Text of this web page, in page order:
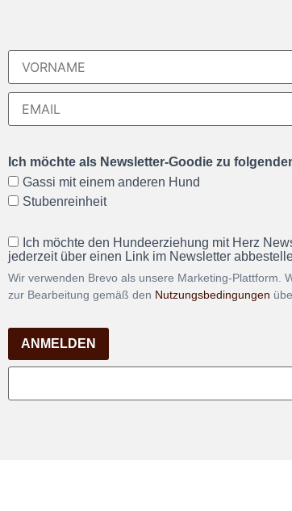
Ich möchte als Newsletter-Goodie zu
Gassi mit einem anderen Hund
Stubenreinheit
Ich möchte den Hundeerziehung mit Herz
jederzeit über einen Link im Newsletter
Wir verwenden Brevo als unsere Marketing-Plattform.
zur Bearbeitung gemäß den Nutzungsbedingungen
ANMELDEN